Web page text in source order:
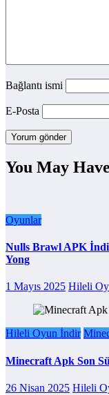
Bağlantı ismi
E-Posta
You May
Oyunlar
Nulls Brawl APK
Yong
1 Mayıs 2025 Hileli
Hileli Oyun İndir
Minecraft Apk Son
26 Nisan 2025 Hileli